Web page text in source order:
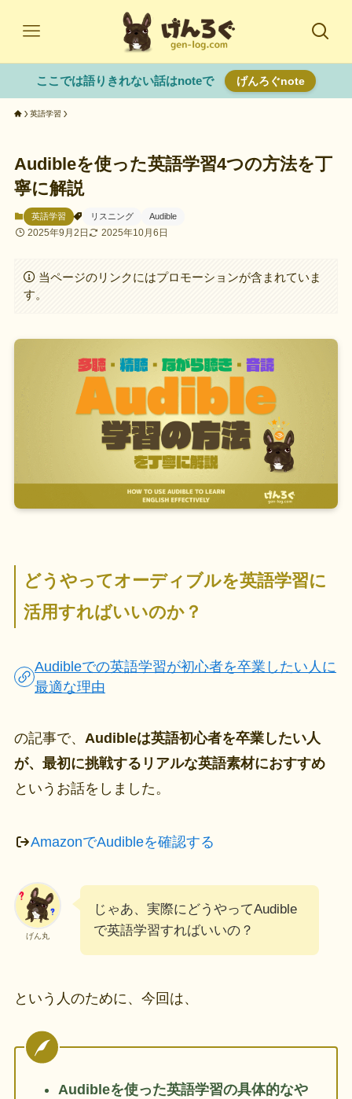
ここでは語りきれない話はnoteで げんろぐnote
英語学習
Audibleを使った英語学習4つの方法を丁
寧に解説
英語学習 リスニング Audible
2025年9月2日 2025年10月6日
当ページのリンクにはプロモーションが含まれていま
す。
どうやってオーディブルを英語学習に
活用すればいいのか？
Audibleでの英語学習が初心者を卒業したい人に
最適な理由
の記事で、 Audibleは英語初心者を卒業したい人
が、最初に挑戦するリアルな英語素材におすすめ
というお話をしました。
AmazonでAudibleを確認する
げん丸
じゃあ、実際にどうやってAudible
で英語学習すればいいの？
という人のために、今回は、
Audibleを使った英語学習の具体的なや